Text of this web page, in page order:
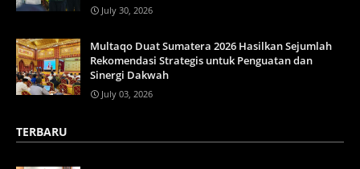
July 30, 2026
Multaqo Duat Sumatera 2026 Hasilkan Sejumlah
Rekomendasi Strategis untuk Penguatan dan
Sinergi Dakwah
July 03, 2026
TERBARU